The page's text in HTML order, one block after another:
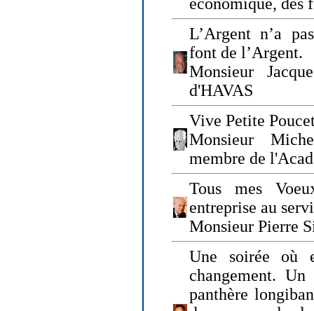
L’Argent n’a
font de l’Argent.
Monsieur
d'HAVAS
Vive Petite
Monsieur
membre de
Tous mes
entreprise au
Monsieur Pierre
Une soirée où
changement.
panthère